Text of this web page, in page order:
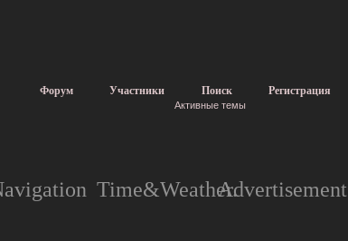
Форум Участники Поиск Регистрация
Активные темы
Time&Weather.Advertisement